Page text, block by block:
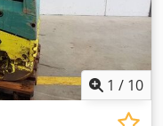
1 / 10